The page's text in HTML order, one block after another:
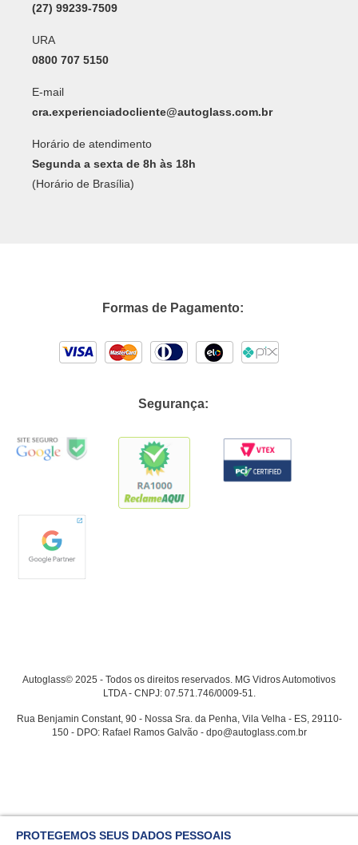
(27) 99239-7509
URA
0800 707 5150
E-mail
cra.experienciadocliente@autoglass.com.br
Horário de atendimento
Segunda a sexta de 8h às 18h
(Horário de Brasília)
Formas de Pagamento:
Segurança:
Autoglass© 2025 - Todos os direitos reservados. MG Vidros Automotivos
LTDA - CNPJ: 07.571.746/0009-51.
Rua Benjamin Constant, 90 - Nossa Sra. da Penha, Vila Velha - ES, 29110-
150 - DPO: Rafael Ramos Galvão - dpo@autoglass.com.br
PROTEGEMOS SEUS DADOS PESSOAIS